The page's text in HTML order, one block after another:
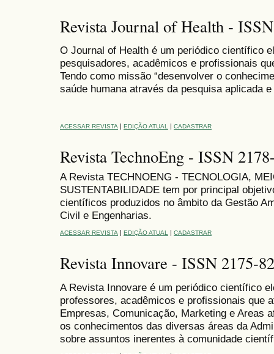
Revista Journal of Health -
O Journal of Health é um periódico científico
pesquisadores, acadêmicos e profissionais
Tendo como missão “desenvolver o
saúde humana através da pesquisa aplicada
ACESSAR REVISTA | EDIÇÃO ATUAL | CADASTRAR
Revista TechnoEng - ISSN
A Revista TECHNOENG - TECNOLOGIA,
SUSTENTABILIDADE tem por principal
científicos produzidos no âmbito da Gestão
Civil e Engenharias.
ACESSAR REVISTA | EDIÇÃO ATUAL | CADASTRAR
Revista Innovare - ISSN 2175-
A Revista Innovare é um periódico científico
professores, acadêmicos e profissionais que
Empresas, Comunicação, Marketing e Areas
os conhecimentos das diversas áreas da
sobre assuntos inerentes à comunidade